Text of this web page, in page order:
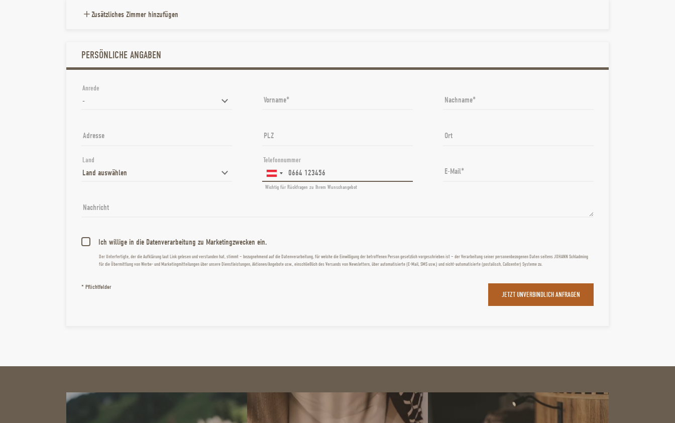
Zusätzliches Zimmer hinzufügen
PERSÖNLICHE ANGABEN
Anrede
Vorname Nachname
Adresse PLZ Ort
Land
Wichtig für Rückfragen zu Ihrem Wunschangebot
Telefonnummer
E-Mail
Nachricht
Ich willige in die Datenverarbeitung zu Marketingzwecken ein.
Der Unterfertigte, der dieAufklärung laut Linkgelesen und verstanden hat, stimmt – bezugnehmend auf die Datenverarbeitung, für welche die Einwilligung der betroffenen Person gesetzlich vorgeschrieben ist – der Verarbeitung seiner personenbezogenen Daten seitens JOHANN Schladming
für die Übermittlung von Werbe- und Marketingmitteilungen über unsere Dienstleistungen, Aktionen/Angebote usw., einschließlich des Versands von Newslettern, über automatisierte (E-Mail, SMS usw.) und nicht-automatisierte (postalisch, Callcenter) Systeme zu.
* Pflichtfelder
JETZT UNVERBINDLICH ANFRAGEN